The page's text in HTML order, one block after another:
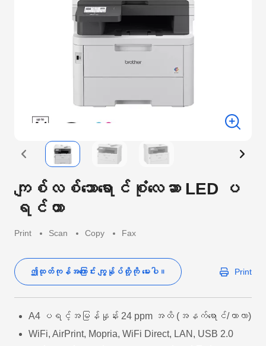
ကျစ်လစ်သောရောင်စုံလေဆာ LED ပ
ရင်တာ
Print Scan Copy Fax
ဤထုတ်ကုန်အကြောင်း ကျွန်ုပ်တို့ကို မေးပါ။ Print
A4 ပရင့်အမြန်နှုန်း 24 ppm အထိ (အနက်ရောင်/ကာလာ)
WiFi, AirPrint, Mopria, WiFi Direct, LAN, USB 2.0